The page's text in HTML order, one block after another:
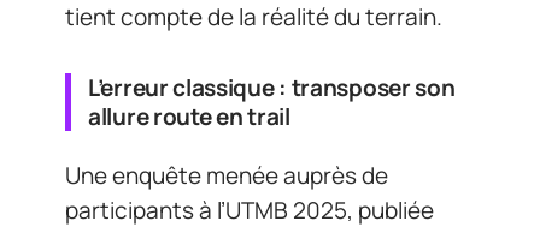
tient compte de la réalité du terrain.
L’erreur classique : transposer son
allure route en trail
Une enquête menée auprès de
participants à l’UTMB 2025, publiée